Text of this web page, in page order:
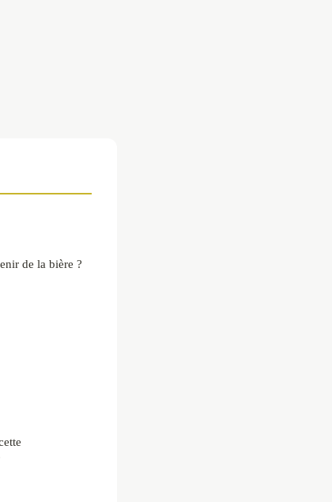
de la bière ?